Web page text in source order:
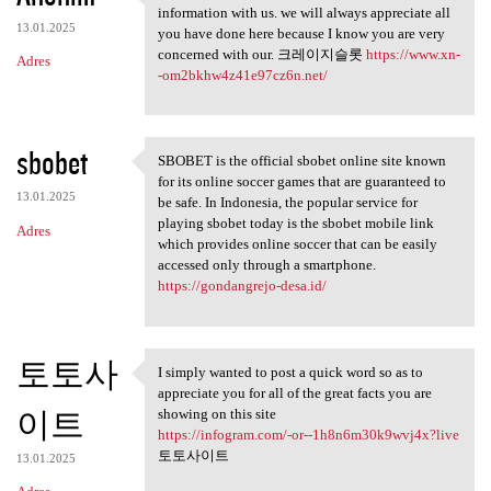
13.01.2025
Adres
Thank you because you have
information with us. we will always appreciate all
you have done here because I know you are very
concerned with our. 크레이지슬롯 https://www.xn-
-om2bkhw4z41e97cz6n.net/
sbobet
13.01.2025
Adres
SBOBET is the official sbobet
SBOBET is the official sbobet online site known
for its online soccer games that are guaranteed to
be safe. In Indonesia, the popular service for
playing sbobet today is the sbobet mobile link
which provides online soccer that can be easily
accessed only through a smartphone.
https://gondangrejo-desa.id/
토토사
이트
13.01.2025
I simply wanted to post a
I simply wanted to post a quick word so as to
appreciate you for all of the great facts you are
showing on this site
https://infogram.com/-or--1h8n6m30k9wvj4x?live
토토사이트